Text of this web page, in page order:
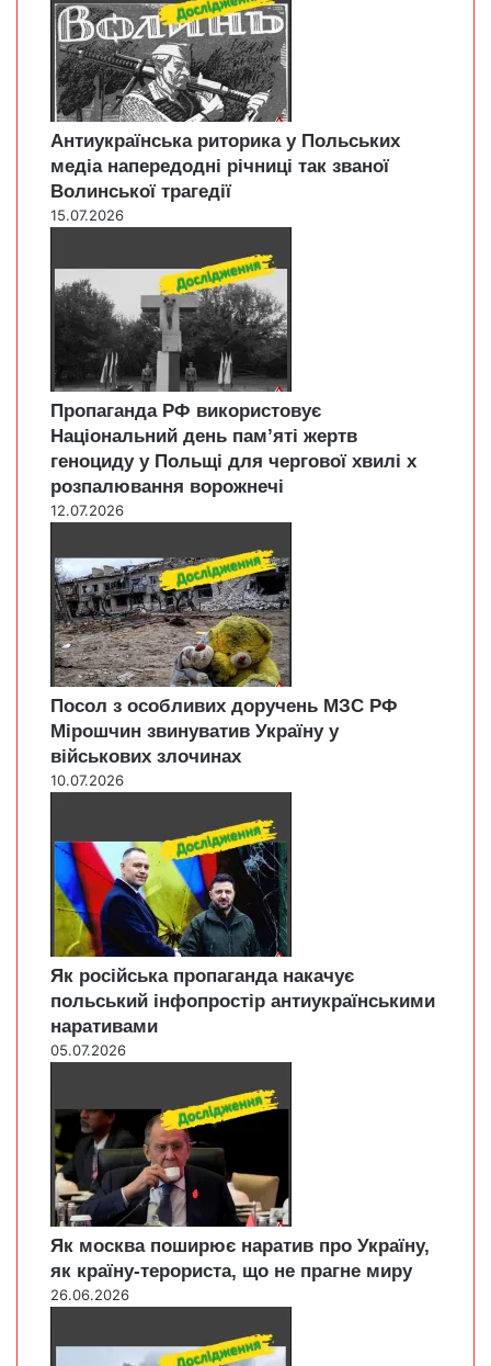
Антиукраїнська риторика у Польських
медіа напередодні річниці так званої
Волинської трагедії
15.07.2026
Пропаганда РФ використовує
Національний день пам’яті жертв
геноциду у Польщі для чергової хвилі х
розпалювання ворожнечі
12.07.2026
Посол з особливих доручень МЗС РФ
Мірошчин звинуватив Україну у
військових злочинах
10.07.2026
Як російська пропаганда накачує
польський інфопростір антиукраїнськими
наративами
05.07.2026
Як москва поширює наратив про Україну,
як країну-терориста, що не прагне миру
26.06.2026